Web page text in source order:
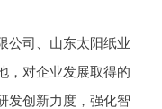
公司、山东太阳纸业
，对企业发展取得的
发创新力度，强化智